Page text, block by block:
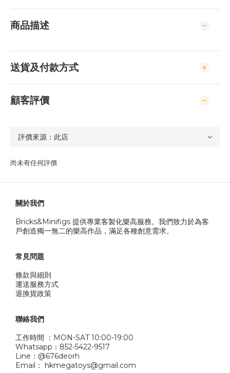
商品描述
送貨及付款方式
顧客評價
尚未有任何評價
關於我們
Bricks&Minifigs 提供專業客製化樂高服務。我們致力於為客
戶創造獨一無二的樂高作品，滿足各種創意需求。
常見問題
條款與細則
運送服務方式
退換貨政策
聯絡我們
工作時間 ：MON-SAT 10:00-19:00
Whatsapp：852-5422-9517
Line：@676deorh
Email： hkmegatoys@gmail.com